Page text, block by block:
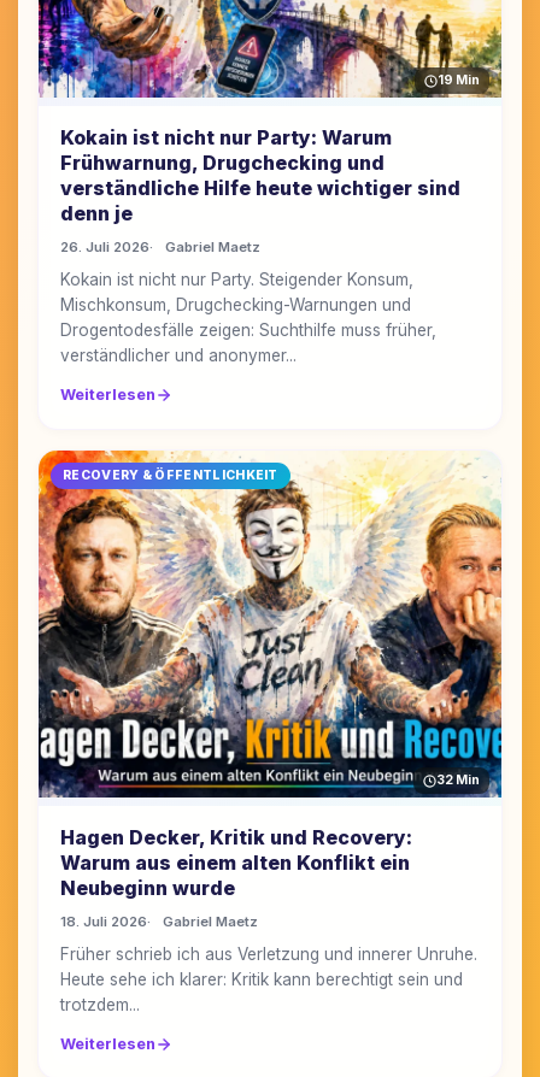
19 Min
Kokain ist nicht nur Party: Warum
Frühwarnung, Drugchecking und
verständliche Hilfe heute wichtiger sind
denn je
26. Juli 2026 Gabriel Maetz
Kokain ist nicht nur Party. Steigender Konsum,
Mischkonsum, Drugchecking-Warnungen und
Drogentodesfälle zeigen: Suchthilfe muss früher,
verständlicher und anonymer...
Weiterlesen
RECOVERY & ÖFFENTLICHKEIT
32 Min
Hagen Decker, Kritik und Recovery:
Warum aus einem alten Konflikt ein
Neubeginn wurde
18. Juli 2026 Gabriel Maetz
Früher schrieb ich aus Verletzung und innerer Unruhe.
Heute sehe ich klarer: Kritik kann berechtigt sein und
trotzdem...
Weiterlesen